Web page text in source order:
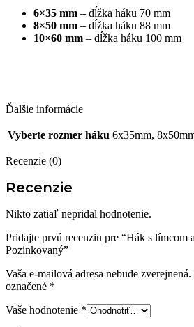
6×35 mm – dĺžka háku 70 mm
8×50 mm – dĺžka háku 88 mm
10×60 mm – dĺžka háku 100 mm
Ďalšie informácie
Vyberte rozmer háku 6x35mm,
Recenzie (0)
Recenzie
Nikto zatiaľ nepridal hodnotenie.
Pridajte prvú recenziu pre “Hák s límcom
Pozinkovaný”
Vaša e-mailová adresa nebude zverejnená.
označené *
Vaše hodnotenie *